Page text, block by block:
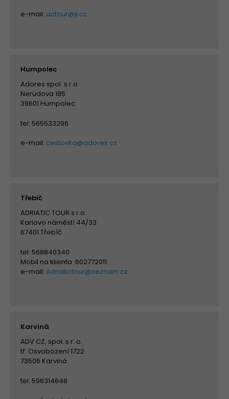
e-mail: actour@ji.cz
Humpolec
Adores spol. s.r.o.
Nerudova 185
39601 Humpolec
tel: 565533296
e-mail: cestovka@adores.cz
Třebíč
ADRIATIC TOUR s.r.o.
Karlovo náměstí 44/33
67401 Třebíč
tel: 568840340
Mobil na klienta :602772011
e-mail: Adriatictour@seznam.cz
Karviná
ADV CZ, spol. s r. o.
tř. Osvobození 1722
73506 Karviná
tel: 596314648